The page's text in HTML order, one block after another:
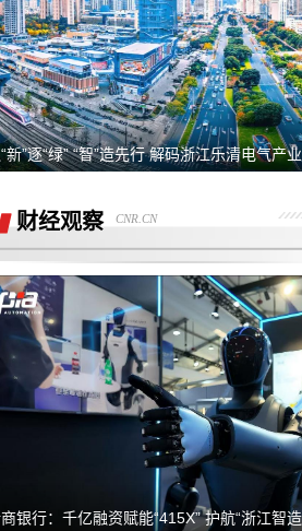
还，霸王条款
河北军文教育科技有限公司虚假宣传
销售虚假宣传汽车续航里程 要求销售及
公司退定金
强买强卖 强制贷款 称交意向金进行锁车
服务 没有按规定实施购车流程
有备注现在订金不退
订购的汽车，未完成验车，未交钥匙，
交付，订单被违规操作已完成订单
4s店隐瞒消费，侵犯了消费者知情权、
自主选择权，要求退还定金
我父亲被销售坑骗签了定金合同，提车
说没有现车要去外地。
宜享花业务员打电话叫我查看低息贷款
提车当天4S店临时涨价，涉嫌欺诈消费
者，本人要求退还定金。
在红旗智联APP上支付2000元定金，去
新”逐“绿” “智”造先行 解码浙江乐清电气产
财经观察 CNR.CN
银行：千亿融资赋能“415X” 护航“浙江智